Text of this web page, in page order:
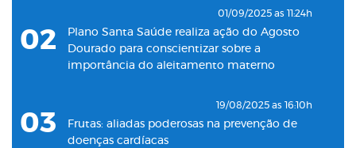
Santa Saúde Consultas inaugura nova
unidade de coleta laboratorial em conjunto
com o Plano Santa Casa Saúde
02
01/09/2025 as 11:24h
Plano Santa Saúde realiza ação do Agosto
Dourado para conscientizar sobre a
importância do aleitamento materno
03
19/08/2025 as 16:10h
Frutas: aliadas poderosas na prevenção de
doenças cardíacas